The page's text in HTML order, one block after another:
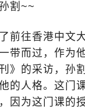
割~~
前往香港中文
带而过，作为
》的采访，孙
的人格。这门
因为这门课的